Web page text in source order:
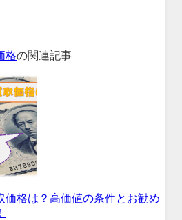
格の関連記事
価格は？高価値の条件とお勧め